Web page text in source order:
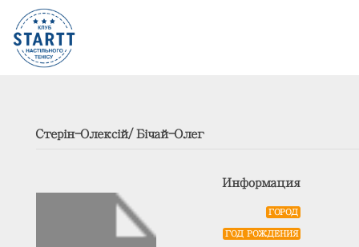
Стерін-Олексій/Бічай-Олег
Информация
ГОРОД
ГОД РОЖДЕНИЯ